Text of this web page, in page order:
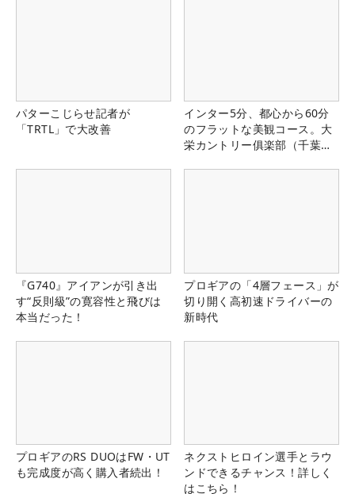
パターこじらせ記者が
「TRTL」で大改善
インター5分、都心から60分
のフラットな美観コース。大
栄カントリー俱楽部（千葉
『G740』アイアンが引き出
す“反則級”の寛容性と飛びは
本当だった！
プロギアの「4層フェース」が
切り開く高初速ドライバーの
新時代
プロギアのRS DUOはFW・UT
も完成度が高く購入者続出！
ネクストヒロイン選手とラウ
ンドできるチャンス！詳しく
はこちら！